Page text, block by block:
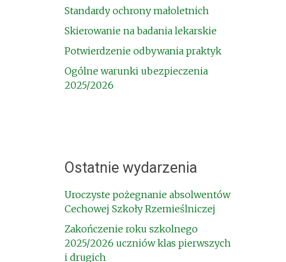
Standardy ochrony małoletnich
Skierowanie na badania lekarskie
Potwierdzenie odbywania praktyk
Ogólne warunki ubezpieczenia
2025/2026
Ostatnie wydarzenia
Uroczyste pożegnanie absolwentów
Cechowej Szkoły Rzemieślniczej
Zakończenie roku szkolnego
2025/2026 uczniów klas pierwszych
i drugich